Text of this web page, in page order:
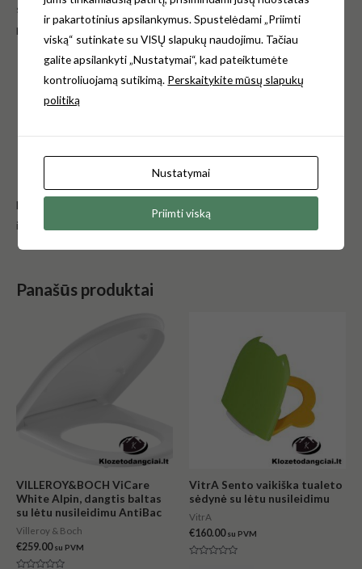
sukurtas ir pritaikytas pagyvenusių žmonių ir riboto judrumo
poreikiams.
Spalva – balta;
Vyrio tipas Standartinis
Apvali forma
Norėdami gauti daugiau informacijos, kreipkitės e-mail:
info@klozetodangciai.lt
Panašūs produktai
VILLEROY&BOCH ViCare
White Alpin, dangtis baltas
su lėtu nusileidimu AntiBac
Villeroy & Boch
€259.00 su PVM
VitrA Sento vaikiška tualeto
sėdynė su lėtu nusileidimu
VitrA
€160.00 su PVM
ir pakartotinius apsilankymus. Spustelėdami „Priimti
viską“ sutinkate su VISŲ slapukų naudojimu. Tačiau
galite apsilankyti „Nustatymai“, kad pateiktumėte
kontroliuojamą sutikimą. Perskaitykite mūsų slapukų
politiką
Nustatymai
Priimti viską